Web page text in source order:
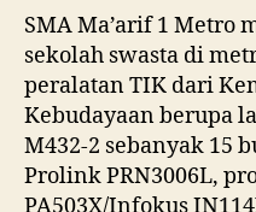
SMA Ma’arif 1 Metro
sekolah swasta di
peralatan TIK dari
Kebudayaan berupa
M432-2 sebanyak 15
Prolink PRN3006L,
PA503X/Infokus